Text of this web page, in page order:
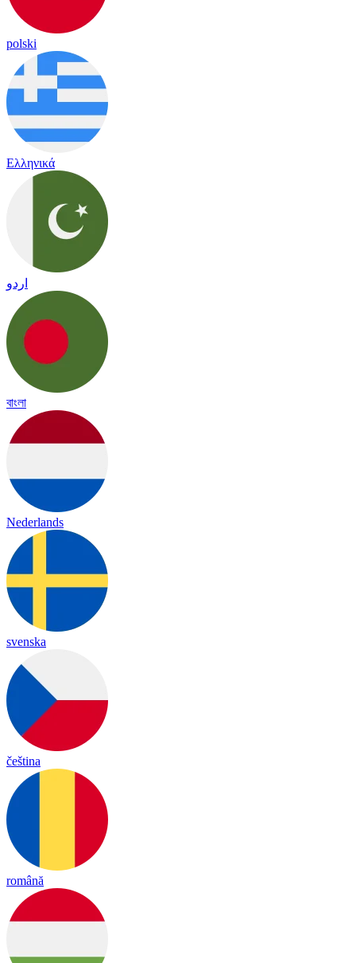
polski
Ελληνικά
اردو
বাংলা
Nederlands
svenska
čeština
română